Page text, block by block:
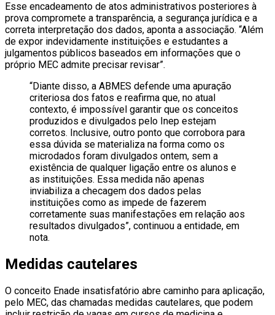
Esse encadeamento de atos administrativos posteriores à
prova compromete a transparência, a segurança jurídica e a
correta interpretação dos dados, aponta a associação. “Além
de expor indevidamente instituições e estudantes a
julgamentos públicos baseados em informações que o
próprio MEC admite precisar revisar”.
“Diante disso, a ABMES defende uma apuração
criteriosa dos fatos e reafirma que, no atual
contexto, é impossível garantir que os conceitos
produzidos e divulgados pelo Inep estejam
corretos. Inclusive, outro ponto que corrobora para
essa dúvida se materializa na forma como os
microdados foram divulgados ontem, sem a
existência de qualquer ligação entre os alunos e
as instituições. Essa medida não apenas
inviabiliza a checagem dos dados pelas
instituições como as impede de fazerem
corretamente suas manifestações em relação aos
resultados divulgados”, continuou a entidade, em
nota.
Medidas cautelares
O conceito Enade insatisfatório abre caminho para aplicação,
pelo MEC, das chamadas medidas cautelares, que podem